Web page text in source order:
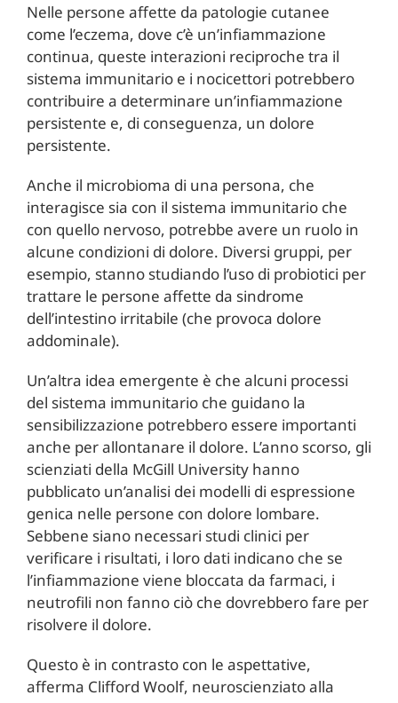
Nelle persone affette da patologie cutanee
come l’eczema, dove c’è un’infiammazione
continua, queste interazioni reciproche tra il
sistema immunitario e i nocicettori potrebbero
contribuire a determinare un’infiammazione
persistente e, di conseguenza, un dolore
persistente.
Anche il microbioma di una persona, che
interagisce sia con il sistema immunitario che
con quello nervoso, potrebbe avere un ruolo in
alcune condizioni di dolore. Diversi gruppi, per
esempio, stanno studiando l’uso di probiotici per
trattare le persone affette da sindrome
dell’intestino irritabile (che provoca dolore
addominale).
Un’altra idea emergente è che alcuni processi
del sistema immunitario che guidano la
sensibilizzazione potrebbero essere importanti
anche per allontanare il dolore. L’anno scorso, gli
scienziati della McGill University hanno
pubblicato un’analisi dei modelli di espressione
genica nelle persone con dolore lombare.
Sebbene siano necessari studi clinici per
verificare i risultati, i loro dati indicano che se
l’infiammazione viene bloccata da farmaci, i
neutrofili non fanno ciò che dovrebbero fare per
risolvere il dolore.
Questo è in contrasto con le aspettative,
afferma Clifford Woolf, neuroscienziato alla